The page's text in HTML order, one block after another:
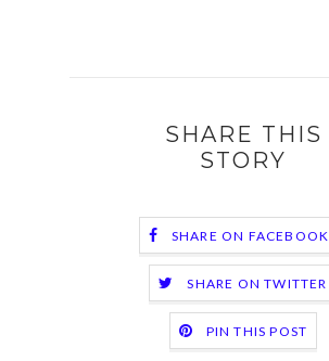
SHARE THIS
STORY
SHARE ON FACEBOOK
SHARE ON TWITTER
PIN THIS POST